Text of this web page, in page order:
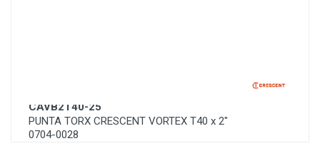
CAVB2T40-25
PUNTA TORX CRESCENT VORTEX T40 x 2"
0704-0028